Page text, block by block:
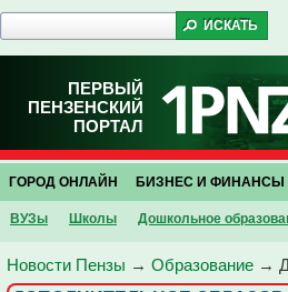
ПЕРВЫЙ
ПЕНЗЕНСКИЙ
ПОРТАЛ
ГОРОД ОНЛАЙН БИЗНЕС И ФИНАНСЫ
ВУЗы Школы Дошкольное
Новости Пензы → Образование →